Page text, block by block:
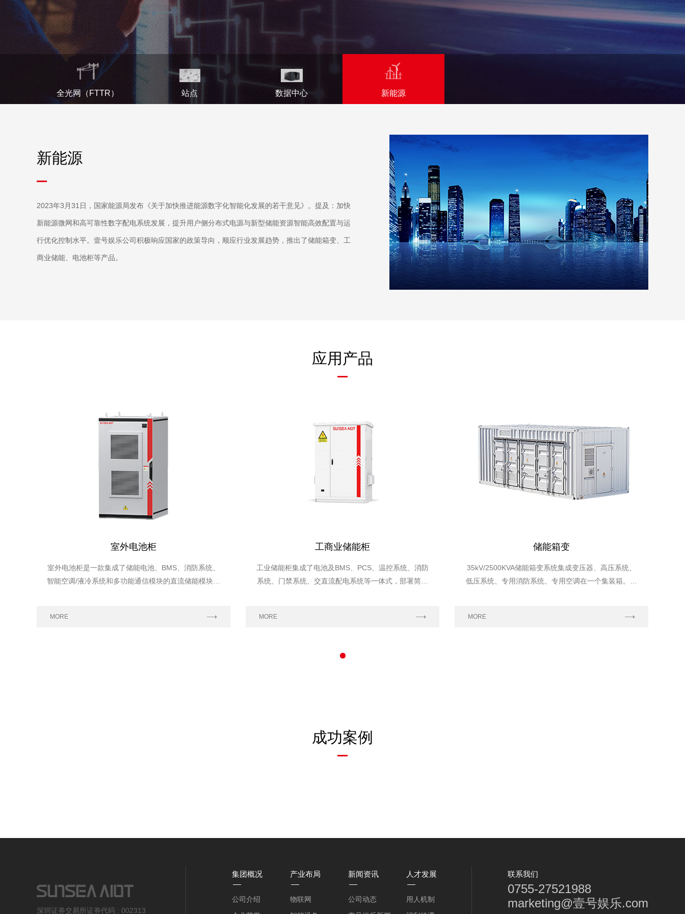
全光网（FTTR） 站点 数据中心 新能源
新能源
2023年3月31日，国家能源局发布《关于加快推进能源数字化智能化发展的若干意见》。提及：加快
新能源微网和高可靠性数字配电系统发展，提升用户侧分布式电源与新型储能资源智能高效配置与运
行优化控制水平。壹号娱乐公司积极响应国家的政策导向，顺应行业发展趋势，推出了储能箱变、工
商业储能、电池柜等产品。
应用产品
室外电池柜
室外电池柜是一款集成了储能电池、BMS、消防系统、
智能空调/液冷系统和多功能通信模块的直流储能模块，
MORE
工商业储能柜
工业储能柜集成了电池及BMS、PCS、温控系统、消防
系统、门禁系统、交直流配电系统等一体式，部署简单
MORE
储能箱变
35kV/2500KVA储能箱变系统集成变压器、高压系统、
低压系统、专用消防系统、专用空调在一个集装箱。为
MORE
成功案例
深圳证券交易所证券代码 : 002313
集团概况
公司介绍
产业布局
物联网
新闻资讯
公司动态
人才发展
用人机制
联系我们
0755-27521988
marketing@壹号娱乐.com